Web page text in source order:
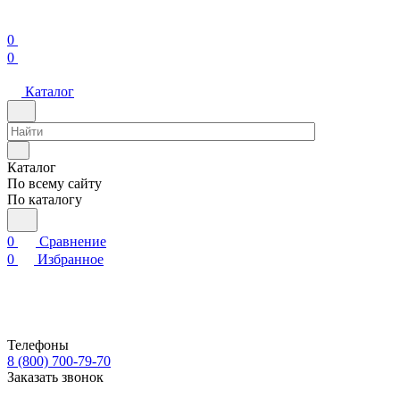
0
0
Каталог
Каталог
По всему сайту
По каталогу
0
Сравнение
0
Избранное
Телефоны
8 (800) 700-79-70
Заказать звонок